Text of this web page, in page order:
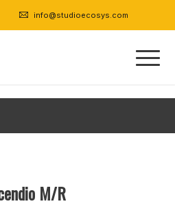
info@studioecosys.com
M/R